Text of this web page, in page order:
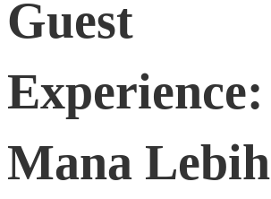
Experience:
Mana
Lebih
Guest
Experience:
Mana Lebih